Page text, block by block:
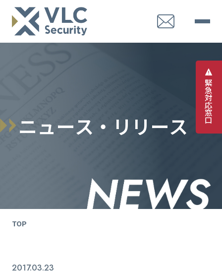
緊
急
対
応
窓
口
ニュース ・ リ リ ース
TOP
2017.03.23